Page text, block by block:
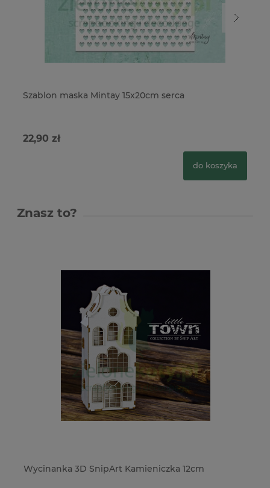
Szablon maska Mintay 15x20cm serca
22,90 zł
do koszyka
Znasz to?
Wycinanka 3D SnipArt Kamieniczka 12cm